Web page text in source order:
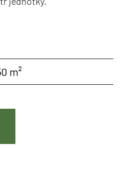
m²